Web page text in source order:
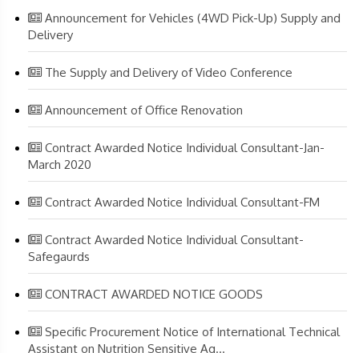
Announcement for Vehicles (4WD Pick-Up) Supply and
Delivery
The Supply and Delivery of Video Conference
Announcement of Office Renovation
Contract Awarded Notice Individual Consultant-Jan-
March 2020
Contract Awarded Notice Individual Consultant-FM
Contract Awarded Notice Individual Consultant-
Safegaurds
CONTRACT AWARDED NOTICE GOODS
Specific Procurement Notice of International Technical
Assistant on Nutrition Sensitive Ag...